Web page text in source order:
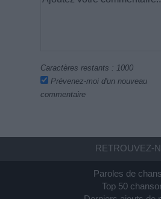
Caractères restants : 1000
Prévenez-moi d'un nouveau
commentaire
RETROUVEZ-
Paroles de
Top 50